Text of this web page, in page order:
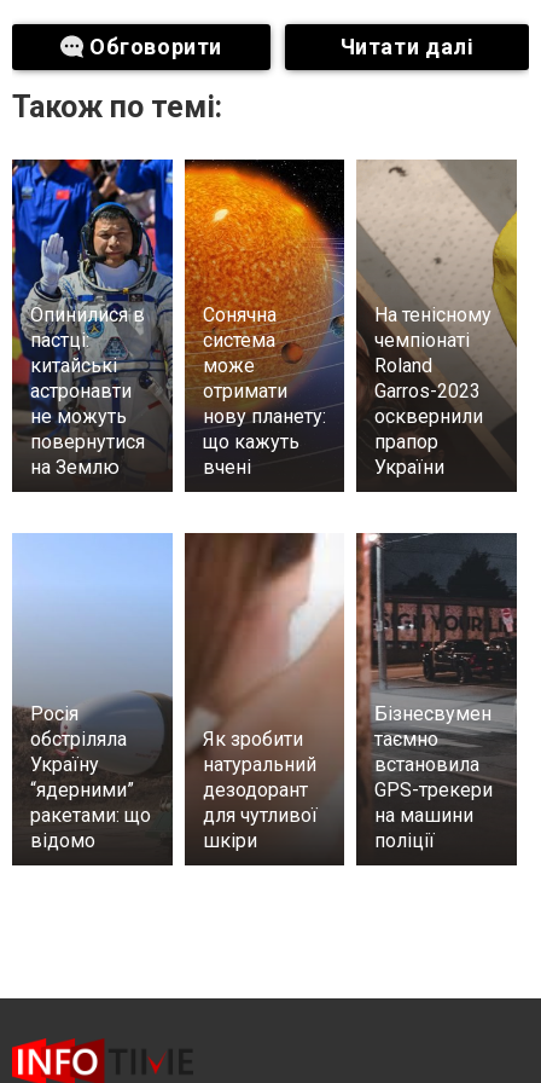
Обговорити Читати далі
Також по темі:
Опинилися в
пастці:
китайські
астронавти
не можуть
повернутися
на Землю
Сонячна
система
може
отримати
нову планету:
що кажуть
вчені
На тенісному
чемпіонаті
Roland
Garros-2023
осквернили
прапор
України
Росія
обстріляла
Україну
“ядерними”
ракетами: що
відомо
Як зробити
натуральний
дезодорант
для чутливої
шкіри
Бізнесвумен
таємно
встановила
GPS-трекери
на машини
поліції